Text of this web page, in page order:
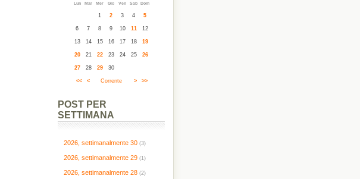
Lun Mar Mer Gio Ven Sab Dom
<< < Corrente > >>
1 2 3 4 5
6 7 8 9 10 11 12
13 14 15 16 17 18 19
20 21 22 23 24 25 26
27 28 29 30
POST PER
SETTIMANA
2026, settimanalmente 30 (3)
2026, settimanalmente 29 (1)
2026, settimanalmente 28 (2)